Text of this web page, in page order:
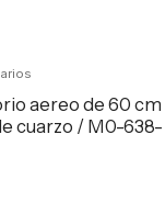
aereo de 60 cm
cuarzo / M0-638-